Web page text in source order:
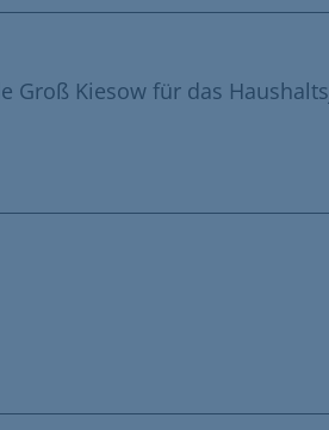
Groß Kiesow für das